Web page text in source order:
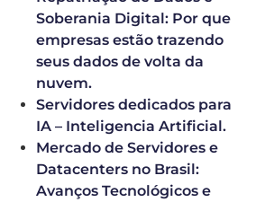
Soberania Digital: Por que
empresas estão trazendo
seus dados de volta da
nuvem.
Servidores dedicados para
IA – Inteligencia Artificial.
Mercado de Servidores e
Datacenters no Brasil:
Avanços Tecnológicos e